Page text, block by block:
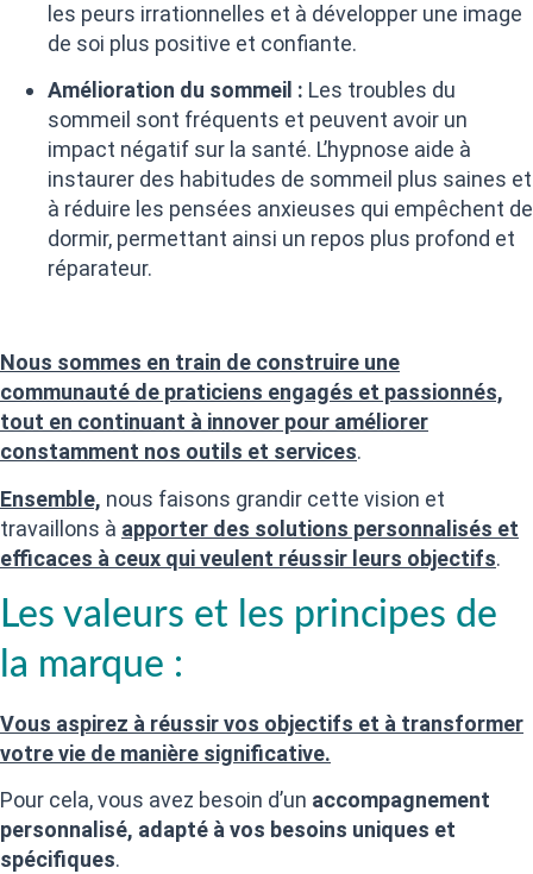
les peurs irrationnelles et à développer une image
de soi plus positive et confiante.
Amélioration du sommeil : Les troubles du
sommeil sont fréquents et peuvent avoir un
impact négatif sur la santé. L’hypnose aide à
instaurer des habitudes de sommeil plus saines et
à réduire les pensées anxieuses qui empêchent de
dormir, permettant ainsi un repos plus profond et
réparateur.
Nous sommes en train de construire une
communauté de praticiens engagés et passionnés,
tout en continuant à innover pour améliorer
constamment nos outils et services.
Ensemble, nous faisons grandir cette vision et
travaillons à apporter des solutions personnalisés et
efficaces à ceux qui veulent réussir leurs objectifs.
Les valeurs et les principes de
la marque :
Vous aspirez à réussir vos objectifs et à transformer
votre vie de manière significative.
Pour cela, vous avez besoin d’un accompagnement
personnalisé, adapté à vos besoins uniques et
spécifiques.